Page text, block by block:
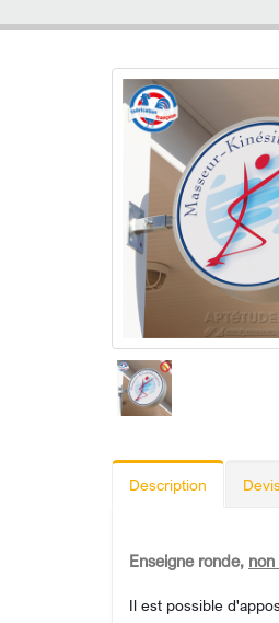
Description
Enseigne ronde,
Il est possible